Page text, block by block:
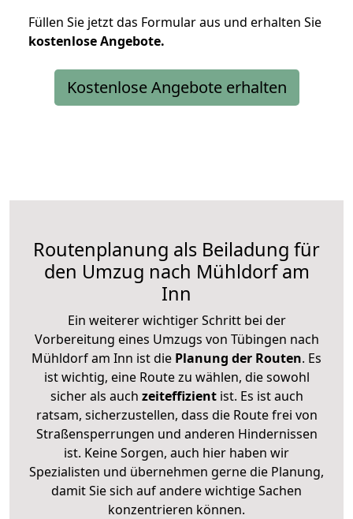
Füllen Sie jetzt das Formular aus und erhalten Sie
kostenloseAngebote.
Kostenlose Angebote erhalten
Routenplanung als Beiladung für
den Umzug nach Mühldorf am
Inn
Ein weiterer wichtiger Schritt bei der
Vorbereitung eines Umzugs von Tübingen nach
Mühldorf am Inn ist die Planung der Routen. Es
ist wichtig, eine Route zu wählen, die sowohl
sicher als auch zeiteffizientist. Es ist auch
ratsam, sicherzustellen, dass die Route frei von
Straßensperrungen und anderen Hindernissen
ist. Keine Sorgen, auch hier haben wir
Spezialisten und übernehmen gerne die Planung,
damit Sie sich auf andere wichtige Sachen
konzentrieren können.